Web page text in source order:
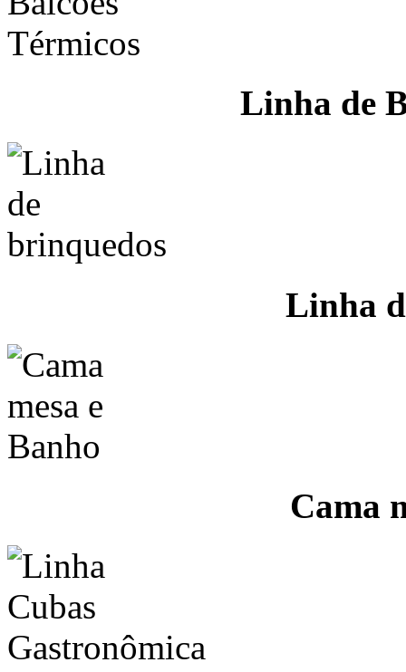
Linha de
Linha
Cama